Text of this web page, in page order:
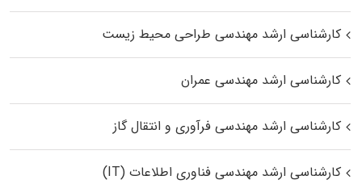
کارشناسی ارشد مهندسی طراحی محیط زیست
کارشناسی ارشد مهندسی عمران
کارشناسی ارشد مهندسی فرآوری و انتقال گاز
کارشناسی ارشد مهندسی فناوری اطلاعات (IT)